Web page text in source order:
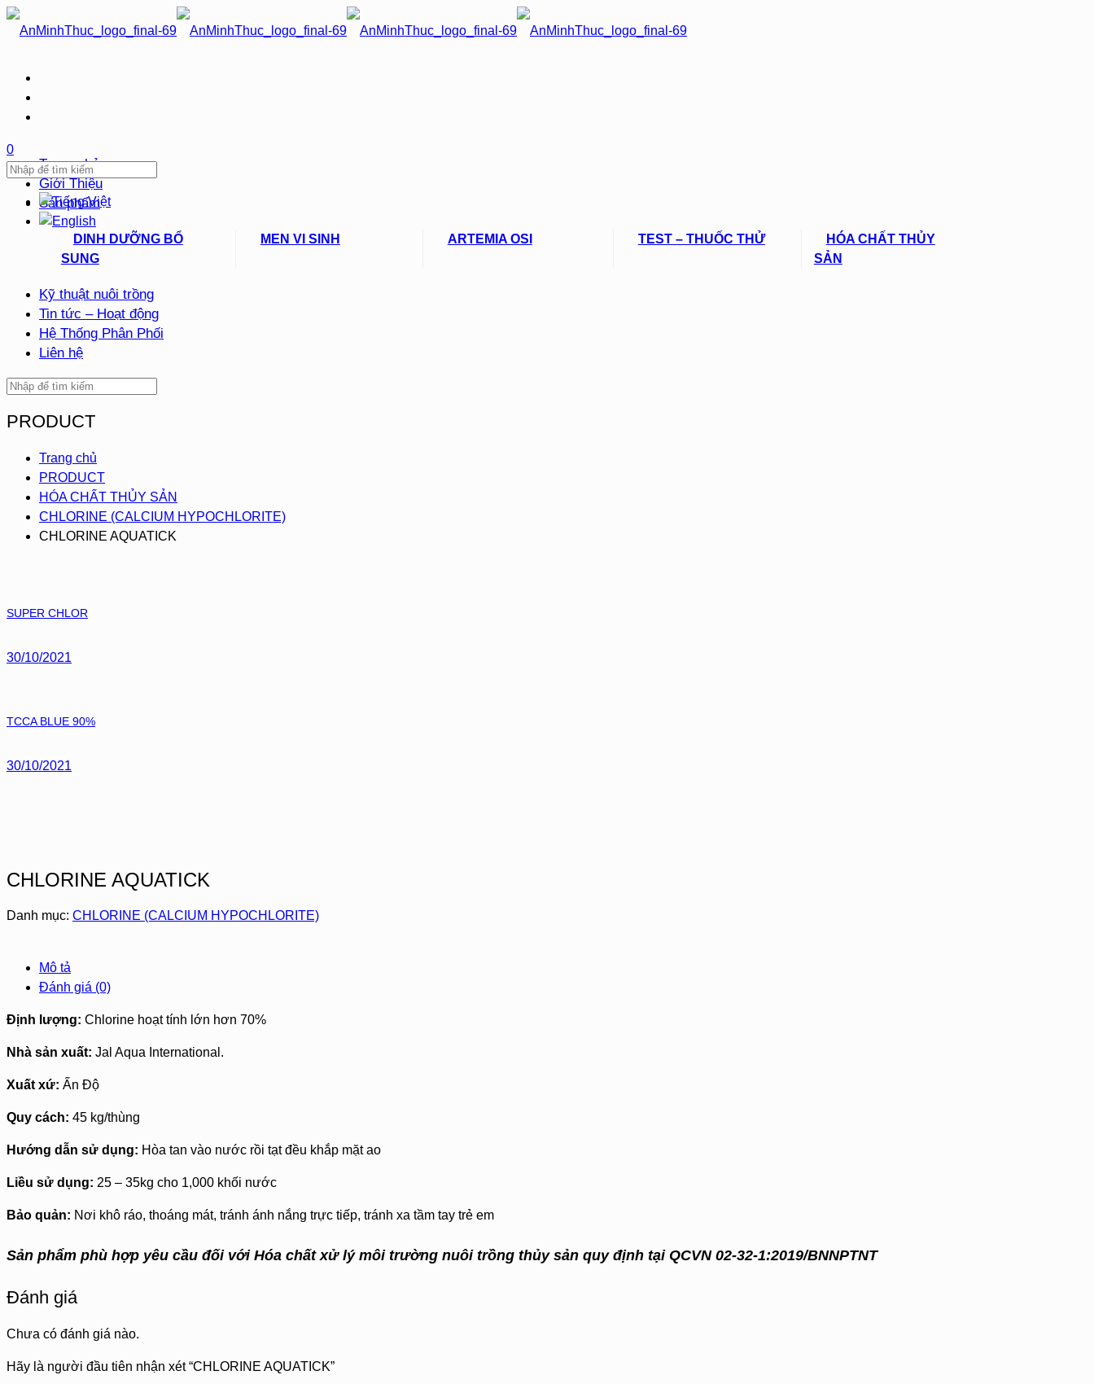
0
Trang chủ
Giới Thiệu
Sản phẩm
DINH DƯỠNG BỔ
SUNG
MEN VI SINH ARTEMIA OSI TEST – THUỐC THỬ
HÓA CHẤT THỦY
SẢN
Kỹ thuật nuôi trồng
Tin tức – Hoạt động
Hệ Thống Phân Phối
Liên hệ
PRODUCT
Trang chủ
PRODUCT
HÓA CHẤT THỦY SẢN
CHLORINE (CALCIUM HYPOCHLORITE)
CHLORINE AQUATICK
SUPER CHLOR
30/10/2021
TCCA BLUE 90%
30/10/2021
CHLORINE AQUATICK
Danh mục: CHLORINE (CALCIUM HYPOCHLORITE)
Mô tả
Đánh giá (0)
Định lượng: Chlorine hoạt tính lớn hơn 70%
Nhà sản xuất: Jal Aqua International.
Xuất xứ: Ấn Độ
Quy cách: 45 kg/thùng
Hướng dẫn sử dụng: Hòa tan vào nước rồi tạt đều khắp mặt ao
Liều sử dụng: 25 – 35kg cho 1,000 khối nước
Bảo quản: Nơi khô ráo, thoáng mát, tránh ánh nắng trực tiếp, tránh xa tầm tay trẻ em
Sản phẩm phù hợp yêu cầu đối với Hóa chất xử lý môi trường nuôi trồng thủy sản quy định tại QCVN 02-32-1:2019/BNNPTNT
Đánh giá
Chưa có đánh giá nào.
Hãy là người đầu tiên nhận xét “CHLORINE AQUATICK”